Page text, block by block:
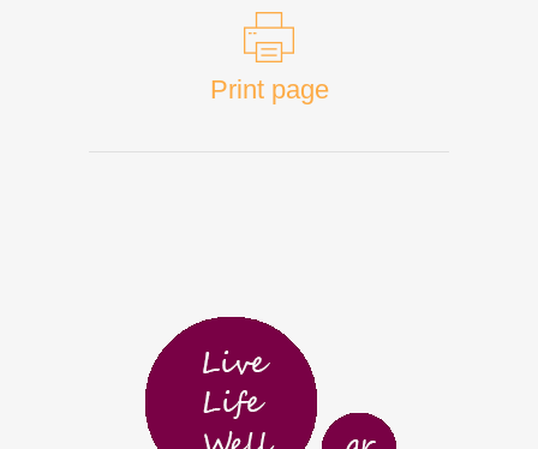
Print page